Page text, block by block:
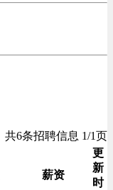
共6条招聘信息 1/1页
薪资
更
新
时